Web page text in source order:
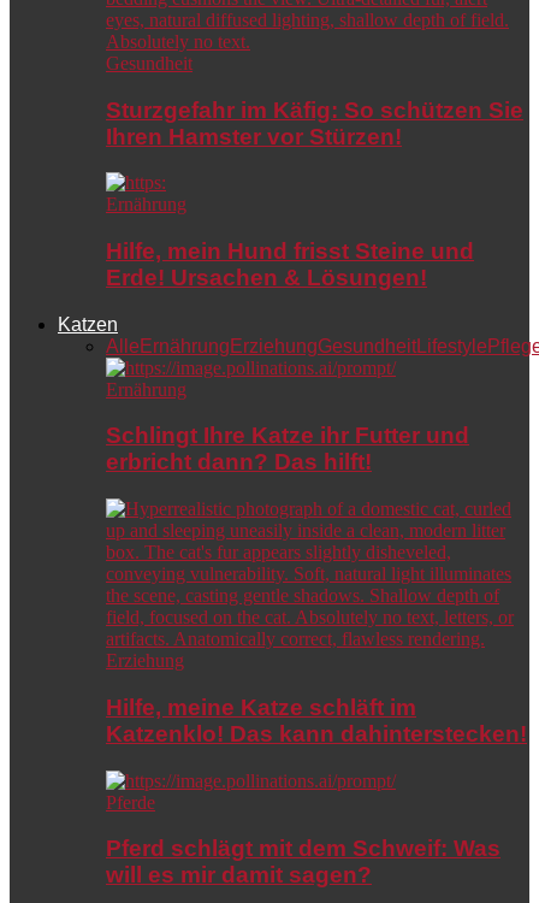
Gesundheit
Sturzgefahr im Käfig: So schützen Sie
Ihren Hamster vor Stürzen!
Ernährung
Hilfe, mein Hund frisst Steine und
Erde! Ursachen & Lösungen!
Katzen
Alle Ernährung ErziehungGesundheitLifestyle
Ernährung
Schlingt Ihre Katze ihr Futter und
erbricht dann? Das hilft!
Erziehung
Hilfe, meine Katze schläft im
Katzenklo! Das kann dahinterstecken!
Pferde
Pferd schlägt mit dem Schweif: Was
will es mir damit sagen?